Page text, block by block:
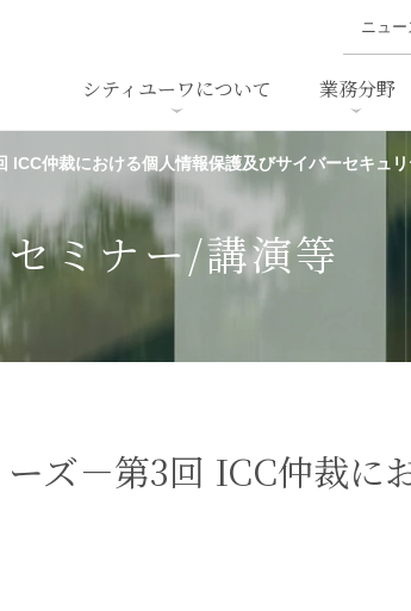
シティユーワについて
沿革
業務分野
M&A
消費者向けサービス
探す セミナー/講演等
法律用語集
スタッフ採用
ニュー
ICC仲裁における個人情報保護及びサイバーセキュリ
セミナー/講演等
ーズ－第3回 ICC仲裁